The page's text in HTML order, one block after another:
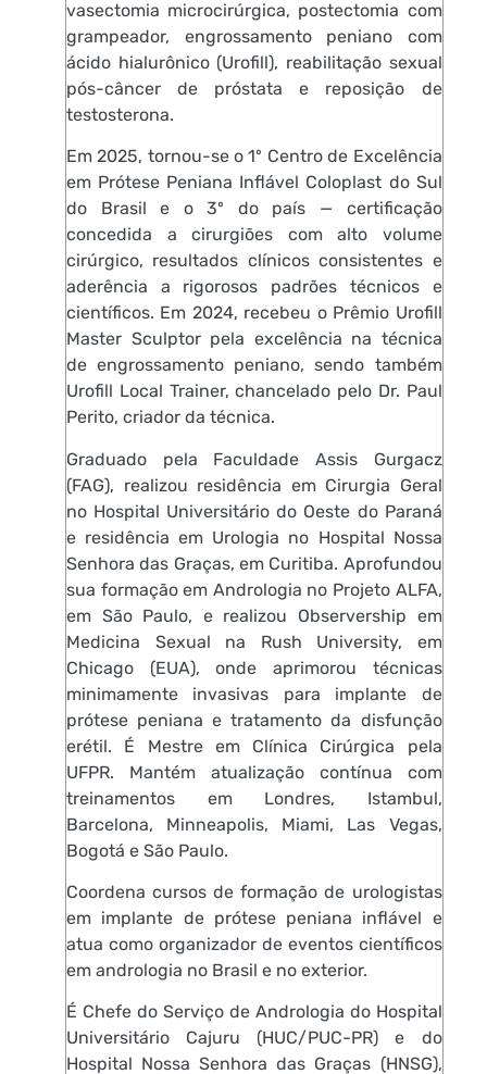
vasectomia microcirúrgica, postectomia com
grampeador, engrossamento peniano com
ácido hialurônico (Urofill), reabilitação sexual
pós-câncer de próstata e reposição de
testosterona.
Em 2025, tornou-se o 1º Centro de Excelência
em Prótese Peniana Inflável Coloplast do Sul
do Brasil e o 3º do país — certificação
concedida a cirurgiões com alto volume
cirúrgico, resultados clínicos consistentes e
aderência a rigorosos padrões técnicos e
científicos. Em 2024, recebeu o Prêmio Urofill
Master Sculptor pela excelência na técnica
de engrossamento peniano, sendo também
Urofill Local Trainer, chancelado pelo Dr. Paul
Perito, criador da técnica.
Graduado pela Faculdade Assis Gurgacz
(FAG), realizou residência em Cirurgia Geral
no Hospital Universitário do Oeste do Paraná
e residência em Urologia no Hospital Nossa
Senhora das Graças, em Curitiba. Aprofundou
sua formação em Andrologia no Projeto ALFA,
em São Paulo, e realizou Observership em
Medicina Sexual na Rush University, em
Chicago (EUA), onde aprimorou técnicas
minimamente invasivas para implante de
prótese peniana e tratamento da disfunção
erétil. É Mestre em Clínica Cirúrgica pela
UFPR. Mantém atualização contínua com
treinamentos em Londres, Istambul,
Barcelona, Minneapolis, Miami, Las Vegas,
Bogotá e São Paulo.
Coordena cursos de formação de urologistas
em implante de prótese peniana inflável e
atua como organizador de eventos científicos
em andrologia no Brasil e no exterior.
É Chefe do Serviço de Andrologia do Hospital
Universitário Cajuru (HUC/PUC-PR) e do
Hospital Nossa Senhora das Graças (HNSG),